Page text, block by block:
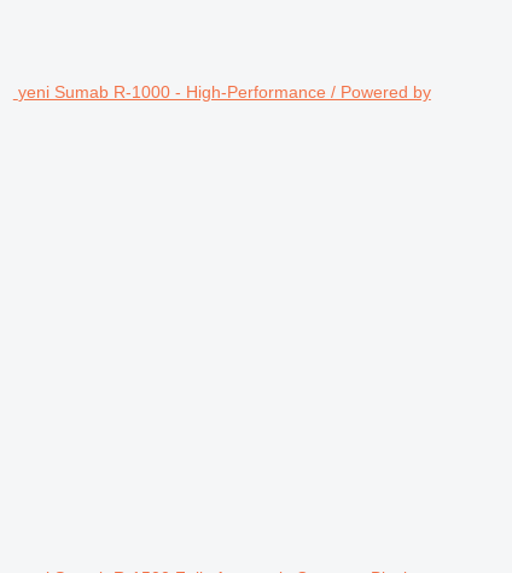
yeni Sumab R-1000 - High-Performance / Powered by